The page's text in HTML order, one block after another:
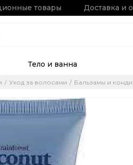
товары Доставка и
Тело и ванна
Уход за волосами Бальзамы и